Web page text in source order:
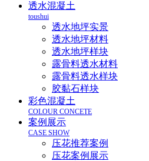
透水混凝土
toushui
透水地坪实景
透水地坪材料
透水地坪样块
露骨料透水材料
露骨料透水样块
胶黏石样块
彩色混凝土
COLOUR CONCETE
案例展示
CASE SHOW
压花推荐案例
压花案例展示